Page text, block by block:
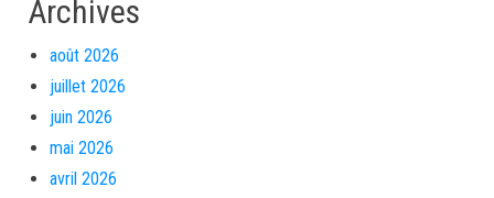
Archives
août 2026
juillet 2026
juin 2026
mai 2026
avril 2026